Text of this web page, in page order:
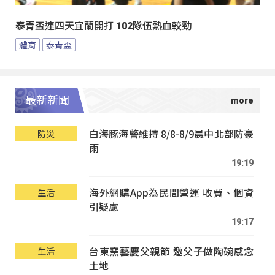
泰青盃連四天宜蘭開打 102隊伍熱血較勁
體育 泰青盃
最新新聞
防災
白海豚海警維持 8/8-8/9晨中北部防豪
雨
19:19
生活
海外網購App為民間營運 收費、個資
引疑慮
19:17
生活
台東窯藝慶父親節 邀父子做陶碗感念
土地